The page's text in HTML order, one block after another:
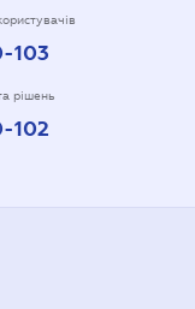
103
рішень
102